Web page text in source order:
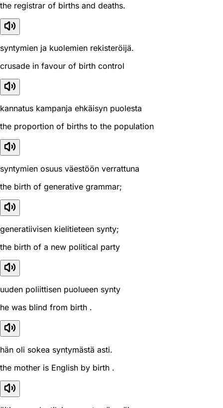
the registrar of births and deaths.
syntymien ja kuolemien rekisteröijä.
crusade in favour of birth control
kannatus kampanja ehkäisyn puolesta
the proportion of births to the population
syntymien osuus väestöön verrattuna
the birth of generative grammar;
generatiivisen kielitieteen synty;
the birth of a new political party
uuden poliittisen puolueen synty
he was blind from birth .
hän oli sokea syntymästä asti.
the mother is English by birth .